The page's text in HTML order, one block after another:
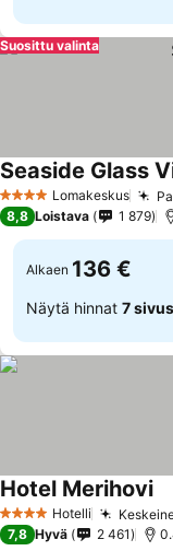
Suosittu valinta
4 TähtiluokitusLomakeskus
Seaside Glass
8,8 Loistava 1 879
Alkaen 136 €
Näytä hinnat 7
4 Tähtiluokitus
Hotelli
Hotel Merihovi
7,8 Hyvä 2 461